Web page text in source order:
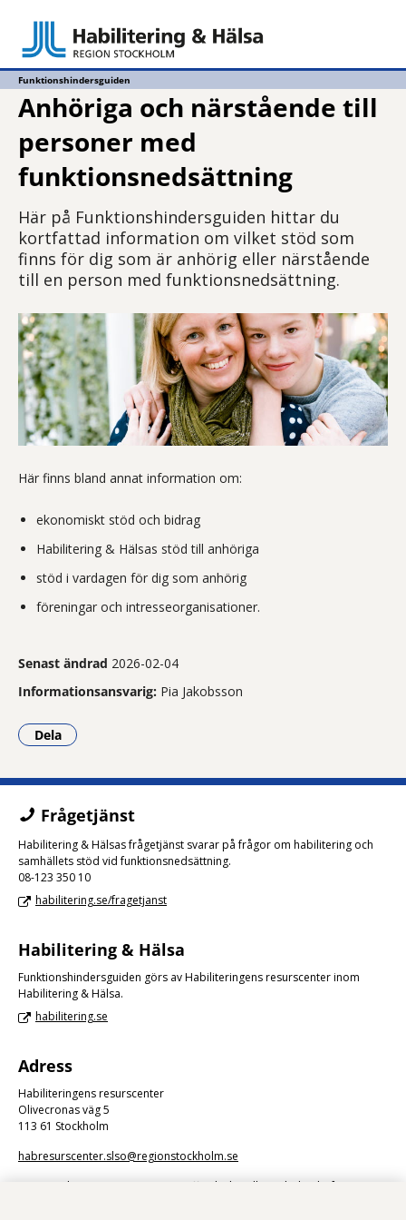
Funktionshindersguiden
Anhöriga och närstående till
personer med
funktionsnedsättning
Här på Funktionshindersguiden hittar du
kortfattad information om vilket stöd som
finns för dig som är anhörig eller närstående
till en person med funktionsnedsättning.
Här finns bland annat information om:
ekonomiskt stöd och bidrag
Habilitering & Hälsas stöd till anhöriga
stöd i vardagen för dig som anhörig
föreningar och intresseorganisationer.
Senast ändrad 2026-02-04
Informationsansvarig: Pia Jakobsson
Dela
- Klicka för att öppna delningsalternativ.
Frågetjänst
Habilitering & Hälsas frågetjänst svarar på frågor om habilitering och
samhällets stöd vid funktionsnedsättning.
08-123 350 10
habilitering.se/fragetjanst
Habilitering & Hälsa
Funktionshindersguiden görs av Habiliteringens resurscenter inom
Habilitering & Hälsa.
habilitering.se
Adress
Habiliteringens resurscenter
Olivecronas väg 5
113 61 Stockholm
habresurscenter.slso@regionstockholm.se
Kommunikation via e-post är en offentlig handling. Skicka därför inte